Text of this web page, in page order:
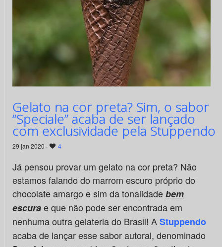
Gelato na cor preta? Sim, o sabor
“Speciale” acaba de ser lançado
com exclusividade pela Stuppendo
29 jan 2020 · 4
Já pensou provar um gelato na cor preta? Não
estamos falando do marrom escuro próprio do
chocolate amargo e sim da tonalidadebem
escurae que não pode ser encontrada em
nenhuma outra gelateria do Brasil! AStuppendo
acaba de lançar esse sabor autoral, denominado